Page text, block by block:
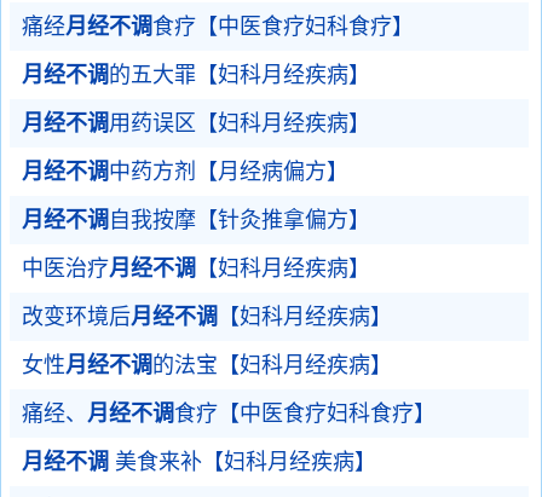
痛经月经不调食疗【中医食疗妇科食疗】
月经不调 的五大罪【妇科月经疾病】
月经不调用药误区【妇科月经疾病】
月经不调中药方剂【月经病偏方】
月经不调 自我按摩【针灸推拿偏方】
中医治疗月经不调 【妇科月经疾病】
改变环境后月经不调 【妇科月经疾病】
女性月经不调 的法宝【妇科月经疾病】
痛经、 月经不调食疗【中医食疗妇科食疗】
月经不调 美食来补【妇科月经疾病】